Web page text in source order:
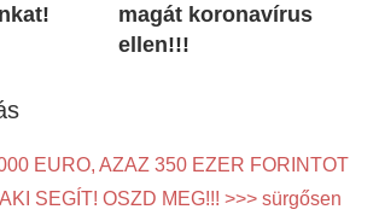
magát koronavírus
ellen!!!
EURO, AZAZ 350 EZER FORINTOT
SEGÍT! OSZD MEG!!! >>> sürgősen